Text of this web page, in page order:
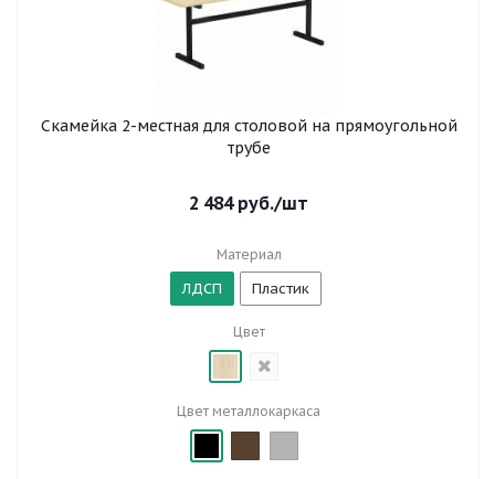
Скамейка 2-местная для столовой на прямоугольной
трубе
2 484руб./шт
Материал
ЛДСП Пластик
Цвет
Цвет металлокаркаса